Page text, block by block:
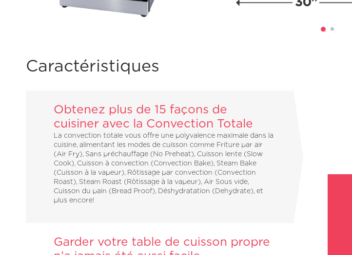
Caractéristiques
Obtenez plus de 15 façons de
cuisiner avec la Convection Totale
La convection totale vous offre une polyvalence maximale dans la
cuisine, alimentant les modes de cuisson comme Friture par air
(Air Fry), Sans préchauffage (No Preheat), Cuisson lente (Slow
Cook), Cuisson à convection (Convection Bake), Steam Bake
(Cuisson à la vapeur), Rôtissage par convection (Convection
Roast), Steam Roast (Rôtissage à la vapeur), Air Sous vide,
Cuisson du pain (Bread Proof), Déshydratation (Dehydrate), et
plus encore!
Garder votre table de cuisson propre